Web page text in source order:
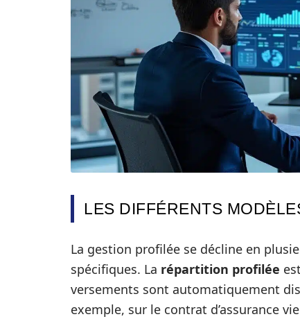
LES DIFFÉRENTS
La gestion profilée se décline en
spécifiques. La répartition profilée
versements sont automatiquement
exemple, sur le contrat d’assurance